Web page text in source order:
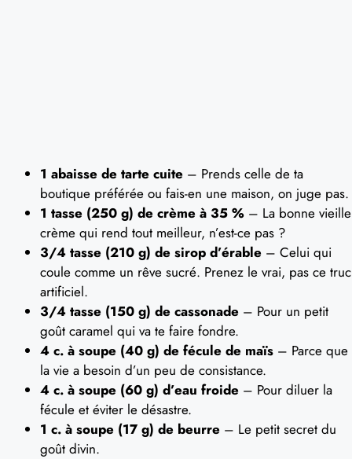
1 abaisse de tarte cuite – Prends celle de ta
boutique préférée ou fais-en une maison, on juge pas.
1 tasse (250 g) de crème à 35 % – La bonne vieille
crème qui rend tout meilleur, n’est-ce pas ?
3/4 tasse (210 g) de sirop d’érable – Celui qui
coule comme un rêve sucré. Prenez le vrai, pas ce truc
artificiel.
3/4 tasse (150 g) de cassonade – Pour un petit
goût caramel qui va te faire fondre.
4 c. à soupe (40 g) de fécule de maïs – Parce que
la vie a besoin d’un peu de consistance.
4 c. à soupe (60 g) d’eau froide – Pour diluer la
fécule et éviter le désastre.
1 c. à soupe (17 g) de beurre – Le petit secret du
goût divin.